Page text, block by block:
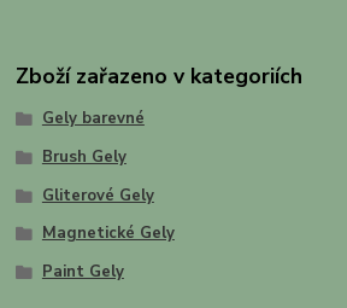
Zboží zařazeno v kategoriích
Gely barevné
Brush Gely
Gliterové Gely
Magnetické Gely
Paint Gely